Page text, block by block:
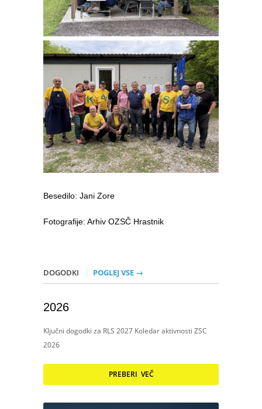
Besedilo: Jani Zore
Fotografije: Arhiv OZSČ Hrastnik
DOGODKI POGLEJ VSE →
2026
Ključni dogodki za RLS 2027 Koledar aktivnosti ZSC
2026
PREBERI VEČ